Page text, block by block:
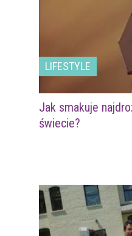
LIFESTYLE
Jak smakuje
świecie?